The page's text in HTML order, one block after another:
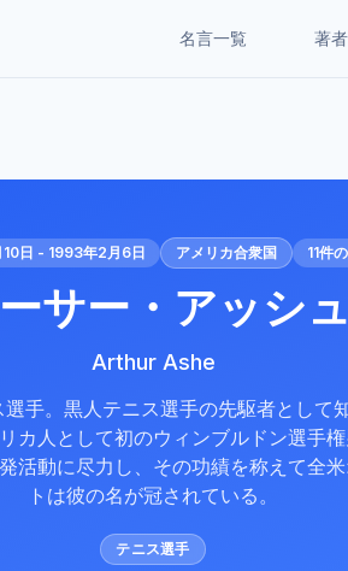
名言一覧 著
日 - 1993年2月6日 アメリカ合衆国 11件
サー・アッシュ
Arthur Ashe
手。黒人テニス選手の先駆者として
カ人として初のウィンブルドン選手権
活動に尽力し、その功績を称えて全
トは彼の名が冠されている。
テニス選手